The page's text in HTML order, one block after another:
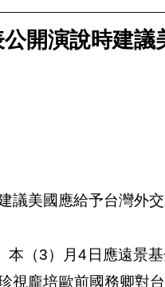
開演說時建議
美國應給予台灣外
（3）月4日應遠景
視龐培歐前國務卿對